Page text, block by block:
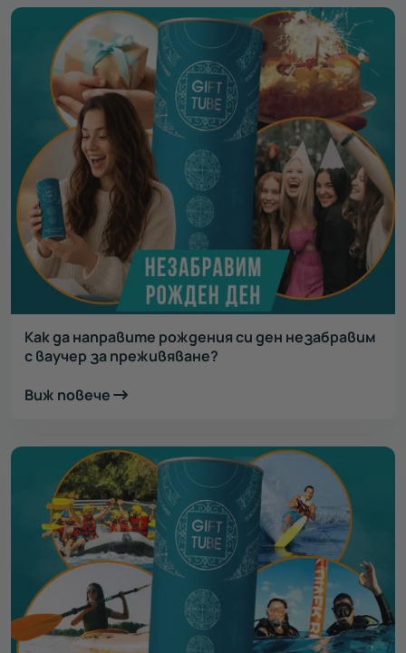
Как да направите рождения си ден незабравим
с ваучер за преживяване?
Виж повече